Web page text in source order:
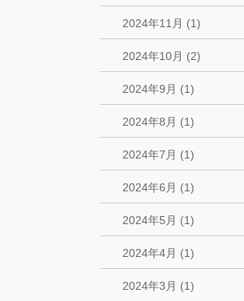
2024年11月 (1)
2024年10月 (2)
2024年9月 (1)
2024年8月 (1)
2024年7月 (1)
2024年6月 (1)
2024年5月 (1)
2024年4月 (1)
2024年3月 (1)